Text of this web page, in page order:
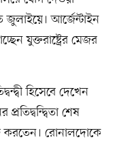
আর্জেন্টাইন
যুক্তরাষ্ট্রের মেজর
হিসেবে দেখেন
শেষ
করতেন। রোনালদোকে